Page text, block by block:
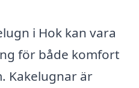
i Hok kan vara
för både komfort
Kakelugnar är